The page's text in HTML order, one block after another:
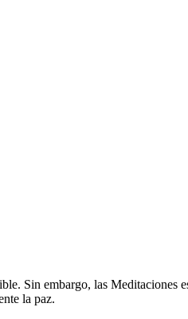
Sin embargo, las Meditaciones
la paz.